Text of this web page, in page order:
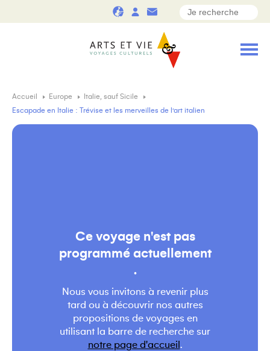
Accueil Europe
Italie, sauf Sicile
Escapade en Italie : Trévise et les merveilles de l’art italien
Ce voyage n'est pas
programmé actuellement
.
Nous vous invitons à revenir plus
tard ou à découvrir nos autres
propositions de voyages en
utilisant la barre de recherche sur
notre page d'accueil .